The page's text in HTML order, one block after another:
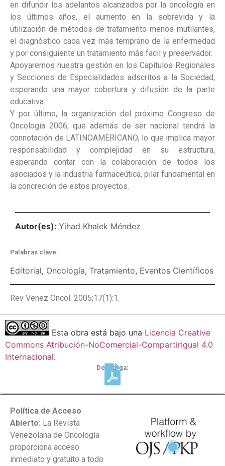
en difundir los adelantos alcanzados por la oncología en
los últimos años, el aumento en la sobrevida y la
utilización de métodos de tratamiento menos mutilantes,
el diagnóstico cada vez más temprano de la enfermedad
y por consiguiente un tratamiento más facil y preservador.
Apoyaremos nuestra gestión en los Capítulos Regionales
y Secciones de Especialidades adscritos a la Sociedad,
esperando una mayor cobertura y difusión de la parte
educativa.
Y por último, la organización del próximo Congreso de
Oncología 2006, que además de ser nacional tendrá la
connotación de LATINOAMERICANO, lo que implica mayor
responsabilidad y complejidad en su estructura,
esperando contar con la colaboración de todos los
asociados y la industria farmaceútica, pilar fundamental en
la concreción de estos proyectos.
Autor(es): Yihad Khalek Méndez
Palabras clave:
Editorial, Oncología, Tratamiento, Eventos Científicos
Rev Venez Oncol. 2005;17(1):1.
Esta obra está bajo una Licencia Creative
Commons Atribución-NoComercial-CompartirIgual 4.0
Internacional.
Descarga:
Política de Acceso
Abierto: La Revista
Venezolana de Oncología
proporciona acceso
inmediato y gratuito a todo